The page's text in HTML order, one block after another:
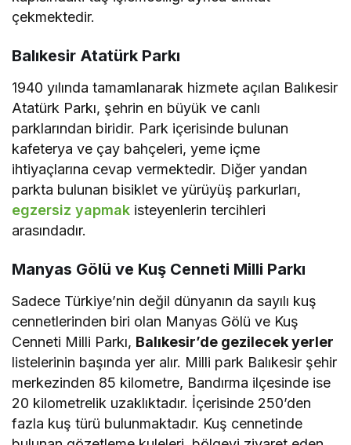
çekmektedir.
Balıkesir Atatürk Parkı
1940 yılında tamamlanarak hizmete açılan Balıkesir
Atatürk Parkı, şehrin en büyük ve canlı
parklarından biridir. Park içerisinde bulunan
kafeterya ve çay bahçeleri, yeme içme
ihtiyaçlarına cevap vermektedir. Diğer yandan
parkta bulunan bisiklet ve yürüyüş parkurları,
egzersiz yapmak isteyenlerin tercihleri
arasındadır.
Manyas Gölü ve Kuş Cenneti Milli Parkı
Sadece Türkiye’nin değil dünyanın da sayılı kuş
cennetlerinden biri olan Manyas Gölü ve Kuş
Cenneti Milli Parkı, Balıkesir’de gezilecek yerler
listelerinin başında yer alır. Milli park Balıkesir şehir
merkezinden 85 kilometre, Bandırma ilçesinde ise
20 kilometrelik uzaklıktadır. İçerisinde 250’den
fazla kuş türü bulunmaktadır. Kuş cennetinde